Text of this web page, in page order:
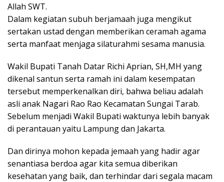
Allah SWT.
Dalam kegiatan subuh berjamaah juga mengikut
sertakan ustad dengan memberikan ceramah agama
serta manfaat menjaga silaturahmi sesama manusia.
Wakil Bupati Tanah Datar Richi Aprian, SH,MH yang
dikenal santun serta ramah ini dalam kesempatan
tersebut memperkenalkan diri, bahwa beliau adalah
asli anak Nagari Rao Rao Kecamatan Sungai Tarab.
Sebelum menjadi Wakil Bupati waktunya lebih banyak
di perantauan yaitu Lampung dan Jakarta.
Dan dirinya mohon kepada jemaah yang hadir agar
senantiasa berdoa agar kita semua diberikan
kesehatan yang baik, dan terhindar dari segala macam